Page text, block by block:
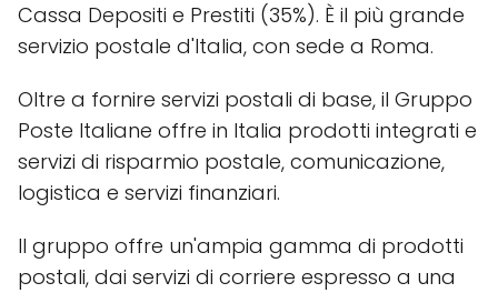
Cassa Depositi e Prestiti (35%). È il più grande
servizio postale d'Italia, con sede a Roma.
Oltre a fornire servizi postali di base, il Gruppo
Poste Italiane offre in Italia prodotti integrati e
servizi di risparmio postale, comunicazione,
logistica e servizi finanziari.
Il gruppo offre un'ampia gamma di prodotti
postali, dai servizi di corriere espresso a una